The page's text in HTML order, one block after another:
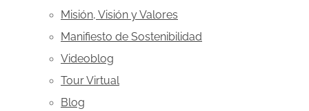
Misión, Visión y Valores
Manifiesto de Sostenibilidad
Videoblog
Tour Virtual
Blog